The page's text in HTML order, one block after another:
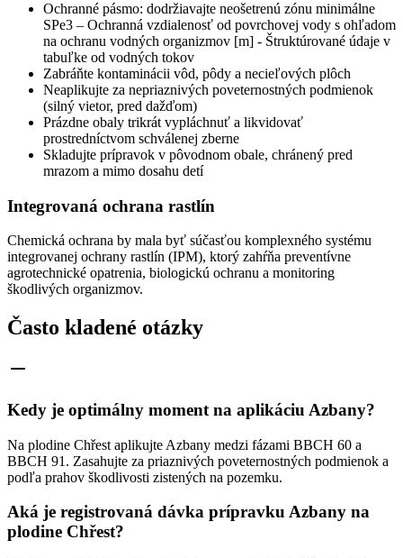
Ochranné pásmo: dodržiavajte neošetrenú zónu minimálne
SPe3 – Ochranná vzdialenosť od povrchovej vody s ohľadom
na ochranu vodných organizmov [m] - Štruktúrované údaje v
tabuľke od vodných tokov
Zabráňte kontaminácii vôd, pôdy a necieľových plôch
Neaplikujte za nepriaznivých poveternostných podmienok
(silný vietor, pred dažďom)
Prázdne obaly trikrát vypláchnuť a likvidovať
prostredníctvom schválenej zberne
Skladujte prípravok v pôvodnom obale, chránený pred
mrazom a mimo dosahu detí
Integrovaná ochrana rastlín
Chemická ochrana by mala byť súčasťou komplexného systému
integrovanej ochrany rastlín (IPM), ktorý zahŕňa preventívne
agrotechnické opatrenia, biologickú ochranu a monitoring
škodlivých organizmov.
Často kladené otázky
Kedy je optimálny moment na aplikáciu Azbany?
Na plodine Chřest aplikujte Azbany medzi fázami BBCH 60 a
BBCH 91. Zasahujte za priaznivých poveternostných podmienok a
podľa prahov škodlivosti zistených na pozemku.
Aká je registrovaná dávka prípravku Azbany na
plodine Chřest?